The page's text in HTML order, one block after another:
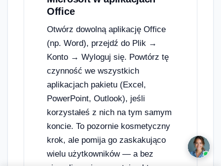
Office
Otwórz dowolną aplikację Office
(np. Word), przejdź do Plik →
Konto → Wyloguj się. Powtórz tę
czynność we wszystkich
aplikacjach pakietu (Excel,
PowerPoint, Outlook), jeśli
korzystałeś z nich na tym samym
koncie. To pozornie kosmetyczny
krok, ale pomija go zaskakująco
wielu użytkowników — a bez